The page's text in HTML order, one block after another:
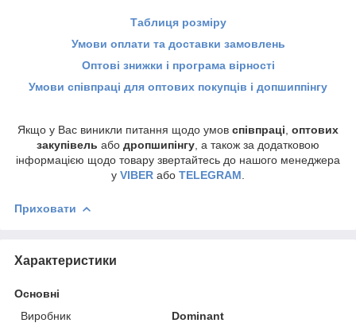
Таблиця розміру
Умови оплати та доставки замовлень
Оптові знижки і програма вірності
Умови співпраці для оптових покупців і допшиппінгу
Якщо у Вас виникли питання щодо умов співпраці оптових
закупівель або дропшипінгу , а також за додатковою
інформацією щодо товару звертайтесь до нашого менеджера
у VIBER або TELEGRAM
Приховати
Характеристики
Основні
Виробник
Dominant